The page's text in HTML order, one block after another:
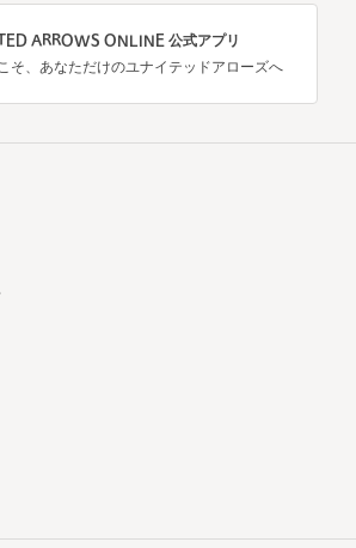
ARROWS ONLINE 公式アプリ
そ、あなただけのユナイテッドアローズへ